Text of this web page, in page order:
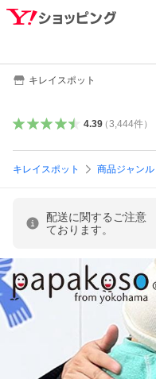
キレイスポット
4.39（3,444件）
キレイスポット 商品ジャンル
配送に関するご注意
ております。